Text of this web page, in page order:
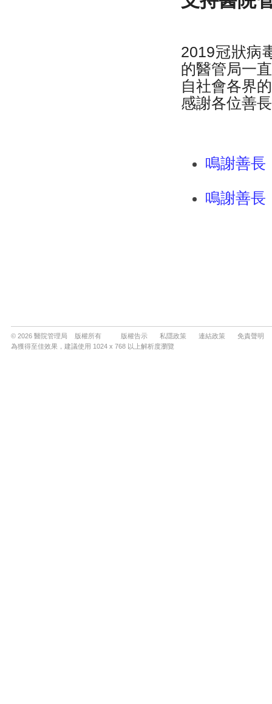
© 2026 醫院管理局 版權所有 版權告示 私隱政策 連結政策
免責聲明
為獲得至佳效果，建議使用 1024 x 768 以上解析度瀏覽